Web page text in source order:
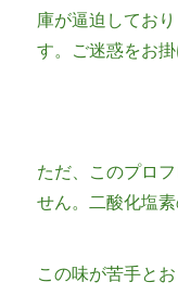
庫が逼迫してお
す。ご迷惑をお掛
ただ、このプロ
せん。二酸化塩
この味が苦手と